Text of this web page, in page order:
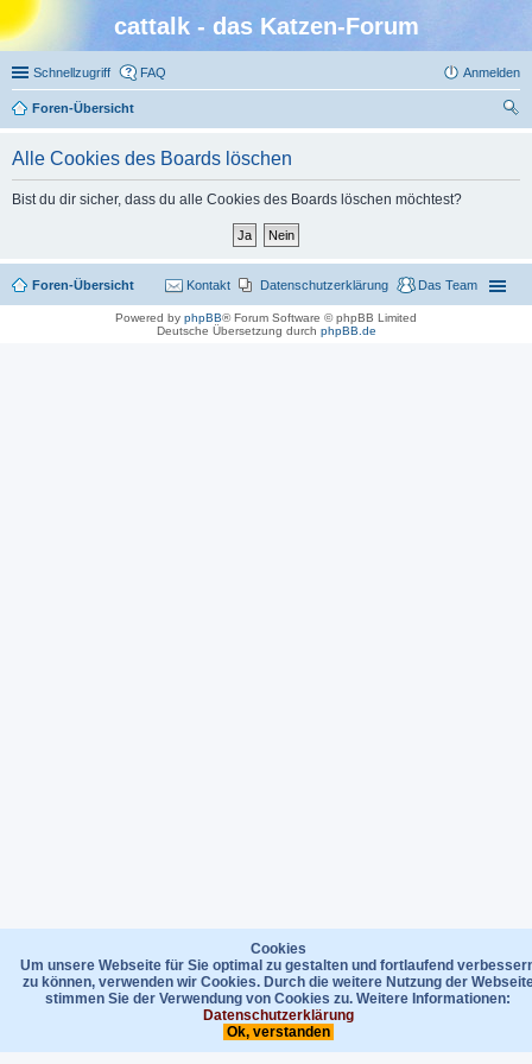
cattalk - das Katzen-Forum
Schnellzugriff FAQ Anmelden
Foren-Übersicht
Alle Cookies des Boards löschen
Bist du dir sicher, dass du alle Cookies des Boards löschen möchtest?
Cookies
Um unsere Webseite für Sie optimal zu gestalten und fortlaufend
zu können, verwenden wir Cookies. Durch die weitere Nutzung der
stimmen Sie der Verwendung von Cookies zu. Weitere Informationen:
Datenschutzerklärung
Ok, verstanden
Foren-Übersicht Das Team
Datenschutzerklärung
Kontakt
Powered by phpBB® Forum Software © phpBB Limited
Deutsche Übersetzung durch phpBB.de